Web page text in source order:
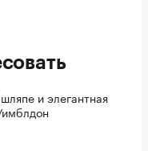
и элегантная